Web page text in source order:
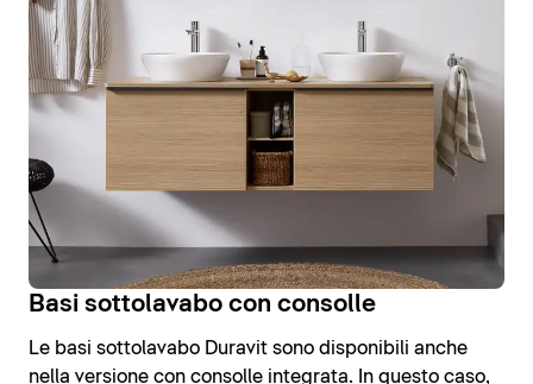
Basi sottolavabo con consolle
Le basi sottolavabo Duravit sono disponibili anche
nella versione con consolle integrata. In questo caso,